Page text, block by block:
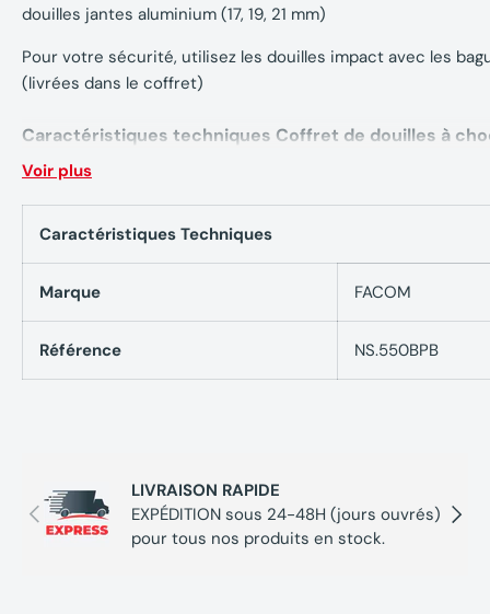
douilles jantes aluminium (17, 19, 21 mm)
Pour votre sécurité, utilisez les douilles impact avec les
(livrées dans le coffret)
Caractéristiques techniques Coffret de douilles à
Nombre de pièces : 24
Carré d'entrainement : 1/2"
Contenu :
30 - 32 mm
Douilles à chocs longues : 10 - 13 - 16 - 18 mm
Poids : 5,1 kg
Livré en coffret plastique BP.MBOXL, plateau PL.L04
Voir plus
Caractéristiques Techniques
Marque FACOM
Référence NS.550BPB
Précédent
LIVRAISON RAPIDE
EXPÉDITION sous 24-48H (jours ouvrés)
pour tous nos produits en stock.